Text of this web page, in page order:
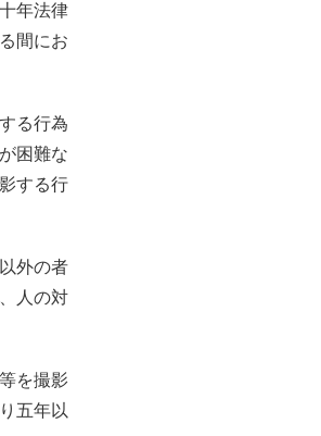
年法律
間にお
る行為
困難な
する行
外の者
人の対
を撮影
五年以